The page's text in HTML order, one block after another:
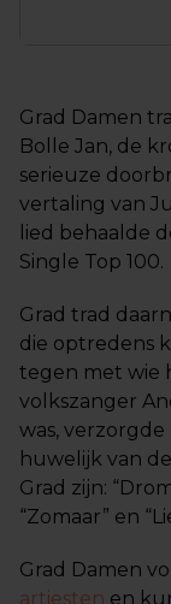
Grad Damen
Bolle Jan, de
serieuze
vertaling van
lied behaalde
Single Top 100.
Grad trad
die optredens
tegen met wie
volkszanger
was,
huwelijk van
Grad zijn:
“Zomaar” en
Grad Damen
artiesten en